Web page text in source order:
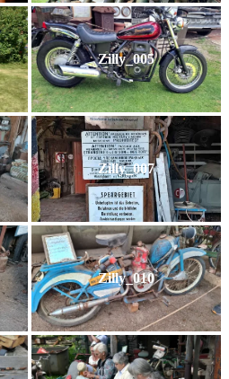
Zilly_005
Zilly_007
Zilly_010